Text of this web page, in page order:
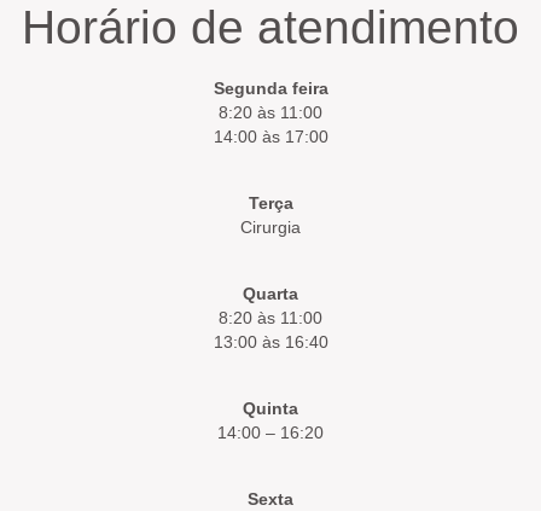
Horário de atendimento
Segunda feira
8:20 às 11:00
14:00 às 17:00
Terça
Cirurgia
Quarta
8:20 às 11:00
13:00 às 16:40
Quinta
14:00 – 16:20
Sexta